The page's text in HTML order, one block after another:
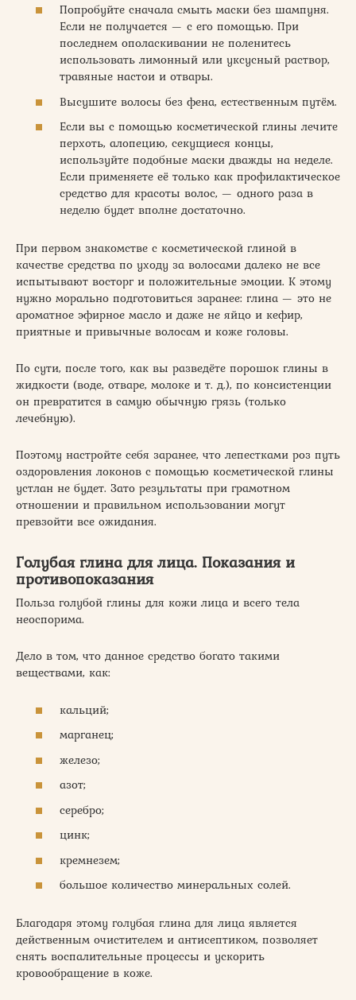
Попробуйте сначала смыть маски без шампуня.
Если не получается — с его помощью. При
последнем ополаскивании не поленитесь
использовать лимонный или уксусный раствор,
травяные настои и отвары.
Высушите волосы без фена, естественным путём.
Если вы с помощью косметической глины лечите
перхоть, алопецию, секущиеся концы,
используйте подобные маски дважды на неделе.
Если применяете её только как профилактическое
средство для красоты волос, — одного раза в
неделю будет вполне достаточно.
При первом знакомстве с косметической глиной в
качестве средства по уходу за волосами далеко не все
испытывают восторг и положительные эмоции. К этому
нужно морально подготовиться заранее: глина — это не
ароматное эфирное масло и даже не яйцо и кефир,
приятные и привычные волосам и коже головы.
По сути, после того, как вы разведёте порошок глины в
жидкости (воде, отваре, молоке и т. д.), по консистенции
он превратится в самую обычную грязь (только
лечебную).
Поэтому настройте себя заранее, что лепестками роз путь
оздоровления локонов с помощью косметической глины
устлан не будет. Зато результаты при грамотном
отношении и правильном использовании могут
превзойти все ожидания.
Голубая глина для лица. Показания и
противопоказания
Польза голубой глины для кожи лица и всего тела
неоспорима.
Дело в том, что данное средство богато такими
веществами, как:
кальций;
марганец;
железо;
азот;
серебро;
цинк;
кремнезем;
большое количество минеральных солей.
Благодаря этому голубая глина для лица является
действенным очистителем и антисептиком, позволяет
снять воспалительные процессы и ускорить
кровообращение в коже.